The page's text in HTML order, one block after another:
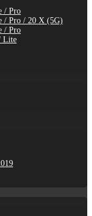
/ Pro
/ Pro / 20 X (5G)
/ Pro
Lite